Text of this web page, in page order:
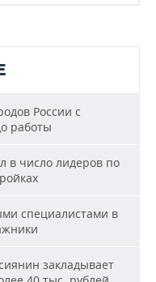
России с
работы
в число лидеров по
специалистами в
закладывает